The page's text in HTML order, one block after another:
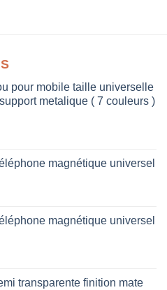
pour mobile taille universelle
metalique ( 7 couleurs )
magnétique universel
magnétique universel
transparente finition mate